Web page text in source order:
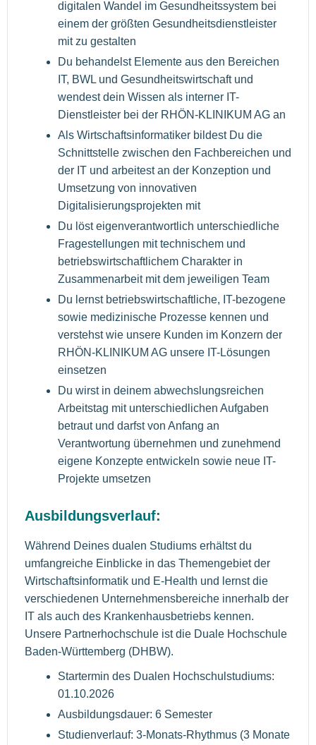
digitalen Wandel im Gesundheitssystem bei
einem der größten Gesundheitsdienstleister
mit zu gestalten
Du behandelst Elemente aus den Bereichen
IT, BWL und Gesundheitswirtschaft und
wendest dein Wissen als interner IT-
Dienstleister bei der RHÖN-KLINIKUM AG an
Als Wirtschaftsinformatiker bildest Du die
Schnittstelle zwischen den Fachbereichen und
der IT und arbeitest an der Konzeption und
Umsetzung von innovativen
Digitalisierungsprojekten mit
Du löst eigenverantwortlich unterschiedliche
Fragestellungen mit technischem und
betriebswirtschaftlichem Charakter in
Zusammenarbeit mit dem jeweiligen Team
Du lernst betriebswirtschaftliche, IT-bezogene
sowie medizinische Prozesse kennen und
verstehst wie unsere Kunden im Konzern der
RHÖN-KLINIKUM AG unsere IT-Lösungen
einsetzen
Du wirst in deinem abwechslungsreichen
Arbeitstag mit unterschiedlichen Aufgaben
betraut und darfst von Anfang an
Verantwortung übernehmen und zunehmend
eigene Konzepte entwickeln sowie neue IT-
Projekte umsetzen
Ausbildungsverlauf:
Während Deines dualen Studiums erhältst du
umfangreiche Einblicke in das Themengebiet der
Wirtschaftsinformatik und E-Health und lernst die
verschiedenen Unternehmensbereiche innerhalb der
IT als auch des Krankenhausbetriebs kennen.
Unsere Partnerhochschule ist die Duale Hochschule
Baden-Württemberg (DHBW).
Startermin des Dualen Hochschulstudiums:
01.10.2026
Ausbildungsdauer: 6 Semester
Studienverlauf: 3-Monats-Rhythmus (3 Monate